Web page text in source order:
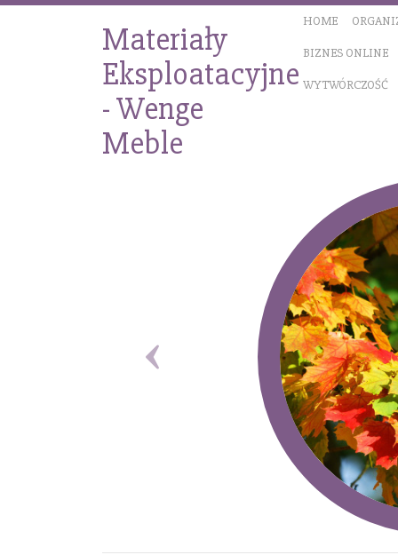
HOME
BIZNES ONLINE
WYTWÓRCZOŚĆ
Materiały
Eksploatacyjne
- Wenge
Meble